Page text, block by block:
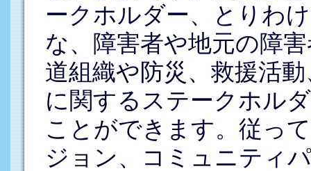
ークホルダー、とりわ
な、障害者や地元の障
道組織や防災、救援活
に関するステークホル
ことができます。従っ
ジョン、コミュニティ